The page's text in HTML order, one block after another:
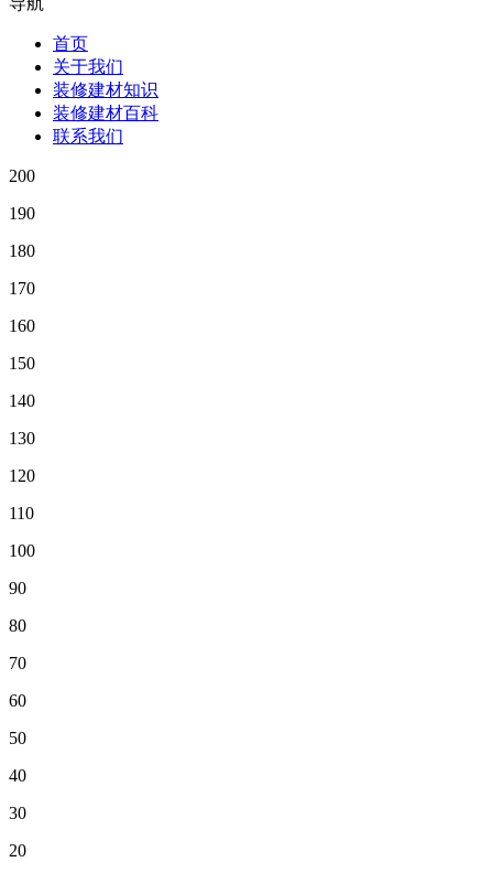
首页
关于我们
装修建材知识
装修建材百科
联系我们
200
190
180
170
160
150
140
130
120
110
100
90
80
70
60
50
40
30
20